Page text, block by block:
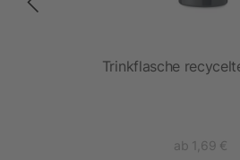
Trinkflasche
ab 1,69 €